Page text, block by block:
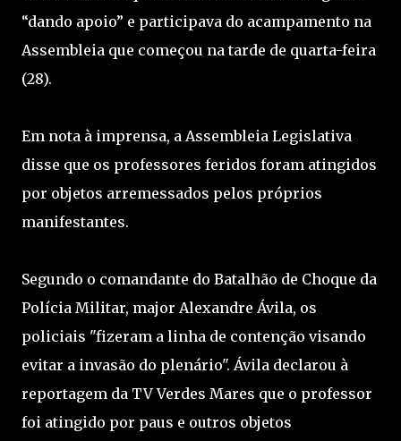
“dando apoio” e participava do acampamento na
Assembleia que começou na tarde de quarta-feira
(28).
Em nota à imprensa, a Assembleia Legislativa
disse que os professores feridos foram atingidos
por objetos arremessados pelos próprios
manifestantes.
Segundo o comandante do Batalhão de Choque da
Polícia Militar, major Alexandre Ávila, os
policiais "fizeram a linha de contenção visando
evitar a invasão do plenário". Ávila declarou à
reportagem da TV Verdes Mares que o professor
foi atingido por paus e outros objetos